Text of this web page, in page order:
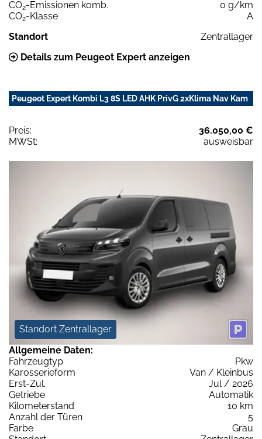
CO2-Emissionen komb.
0 g/km
CO2-Klasse
A
Standort
Zentrallager
Details zum Peugeot Expert anzeigen
Peugeot Expert Kombi L3 8S LED AHK PrivG 2xKlima Nav Kam
Preis:
36.050,00 €
MWSt:
ausweisbar
Standort Zentrallager
Allgemeine Daten:
Fahrzeugtyp
Pkw
Karosserieform
Van / Kleinbus
Erst-Zul.
Jul / 2026
Getriebe
Automatik
Kilometerstand
10 km
Anzahl der Türen
5
Farbe
Grau